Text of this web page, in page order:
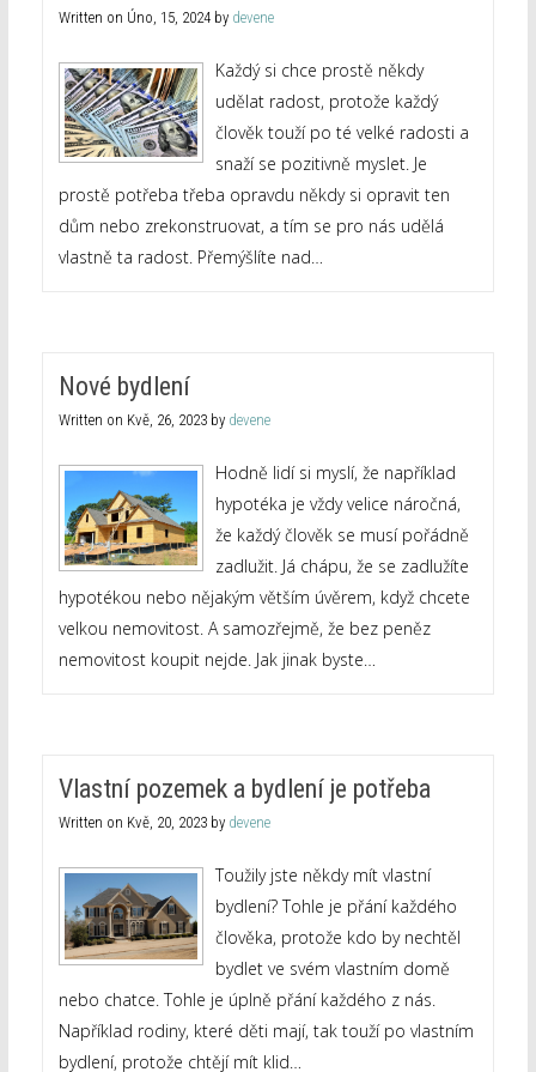
Written on Úno, 15, 2024 by devene
Každý si chce prostě někdy
udělat radost, protože každý
člověk touží po té velké radosti a
snaží se pozitivně myslet. Je
prostě potřeba třeba opravdu někdy si opravit ten
dům nebo zrekonstruovat, a tím se pro nás udělá
vlastně ta radost. Přemýšlíte nad…
Nové bydlení
Written on Kvě, 26, 2023 by devene
Hodně lidí si myslí, že například
hypotéka je vždy velice náročná,
že každý člověk se musí pořádně
zadlužit. Já chápu, že se zadlužíte
hypotékou nebo nějakým větším úvěrem, když chcete
velkou nemovitost. A samozřejmě, že bez peněz
nemovitost koupit nejde. Jak jinak byste…
Vlastní pozemek a bydlení je potřeba
Written on Kvě, 20, 2023 by devene
Toužily jste někdy mít vlastní
bydlení? Tohle je přání každého
člověka, protože kdo by nechtěl
bydlet ve svém vlastním domě
nebo chatce. Tohle je úplně přání každého z nás.
Například rodiny, které děti mají, tak touží po vlastním
bydlení, protože chtějí mít klid…